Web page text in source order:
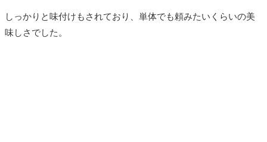
しっかりと味付けもされており、単体でも頼みたいくらいの美
味しさでした。